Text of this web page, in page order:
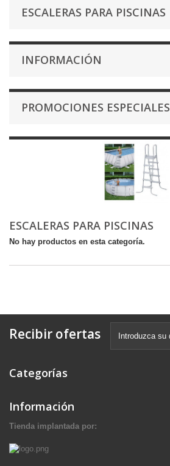
ESCALERAS PARA PISCINAS
INFORMACIÓN
PROMOCIONES ESPECIALES
ESCALERAS PARA PISCINAS
No hay productos en esta categoría.
Recibir ofertas
Categorías
Información
Tienda implantada por: